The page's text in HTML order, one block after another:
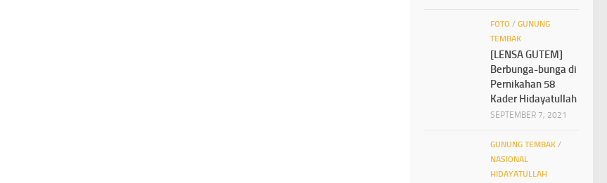
FOTO / GUNUNG
TEMBAK
[LENSA GUTEM]
Berbunga-bunga di
Pernikahan 58
Kader Hidayatullah
SEPTEMBER 7, 2021
GUNUNG TEMBAK /
NASIONAL
HIDAYATULLAH